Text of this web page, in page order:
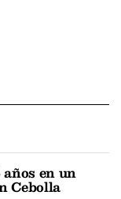
en un
Cebolla